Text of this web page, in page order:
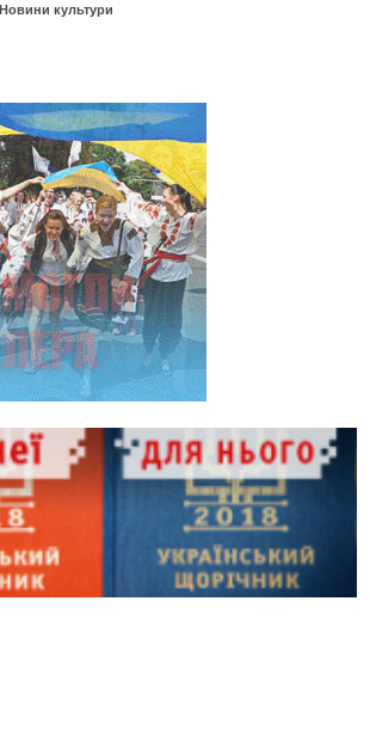
Новини культури